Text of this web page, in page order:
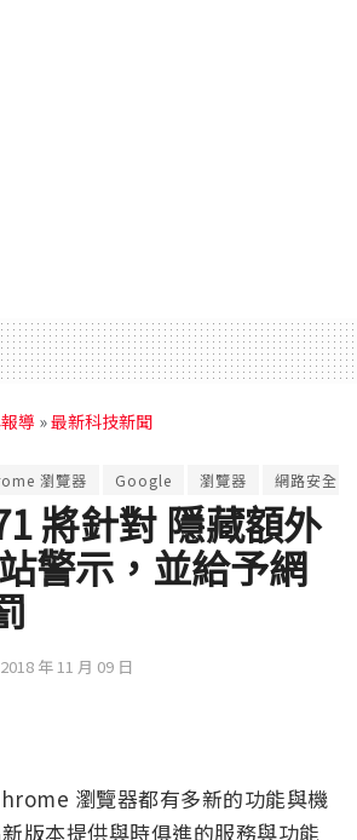
導 »最新科技新聞
瀏覽器 Google 瀏覽器 網路安全
將針對 隱藏額外
警示，並給予網
2018 年 11 月 09 日
瀏覽器都有多新的功能與機
版本提供與時俱進的服務與功能